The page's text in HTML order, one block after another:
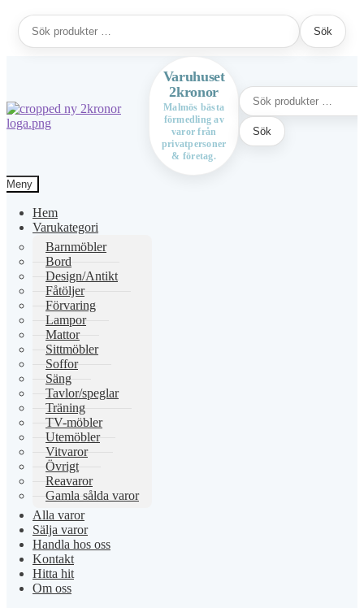
Sök
efter:
Sök
Hoppa
Hoppa
Varuhuset
2kronor
Malmös bästa
förmedling av
varor från
privatpersoner
& företag.
Sök
efter:
Sök
Meny
Hem
Varukategori
Barnmöbler
Bord
Design/Antikt
Fåtöljer
Förvaring
Lampor
Mattor
Sittmöbler
Soffor
Säng
Tavlor/speglar
Träning
TV-möbler
Utemöbler
Vitvaror
Övrigt
Reavaror
Gamla sålda varor
Alla varor
Sälja varor
Handla hos oss
Kontakt
Hitta hit
Om oss